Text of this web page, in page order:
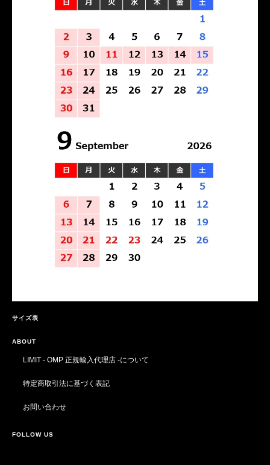
サイズ表
ABOUT
LIMIT - OMP 正規輸入代理店 -について
特定商取引法に基づく表記
お問い合わせ
FOLLOW US